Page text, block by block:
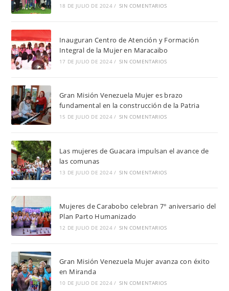
18 DE JULIO DE 2024 / SIN COMENTARIOS
Inauguran Centro de Atención y Formación
Integral de la Mujer en Maracaibo
17 DE JULIO DE 2024 / SIN COMENTARIOS
Gran Misión Venezuela Mujer es brazo
fundamental en la construcción de la Patria
15 DE JULIO DE 2024 / SIN COMENTARIOS
Las mujeres de Guacara impulsan el avance de
las comunas
13 DE JULIO DE 2024 / SIN COMENTARIOS
Mujeres de Carabobo celebran 7° aniversario del
Plan Parto Humanizado
12 DE JULIO DE 2024 / SIN COMENTARIOS
Gran Misión Venezuela Mujer avanza con éxito
en Miranda
10 DE JULIO DE 2024 / SIN COMENTARIOS